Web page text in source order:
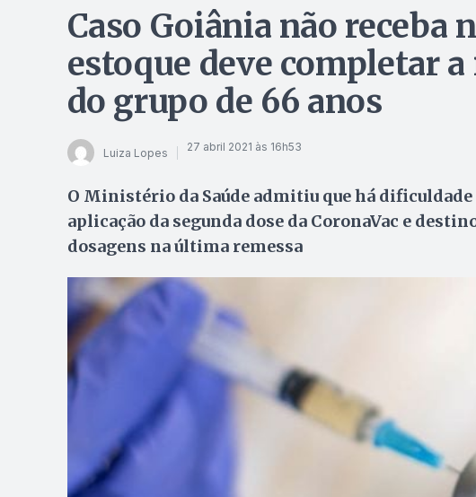
Caso Goiânia não receba
estoque deve completar
do grupo de 66 anos
Luiza Lopes 27 abril 2021 às 16h53
O Ministério da Saúde admitiu que há
aplicação da segunda dose da CoronaVac e
dosagens na última remessa